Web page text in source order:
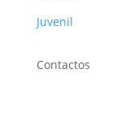
Juvenil
Contactos